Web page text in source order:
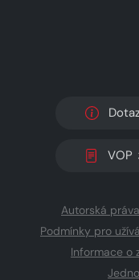
VOP
Autorská
Podmínky pro
Informace o